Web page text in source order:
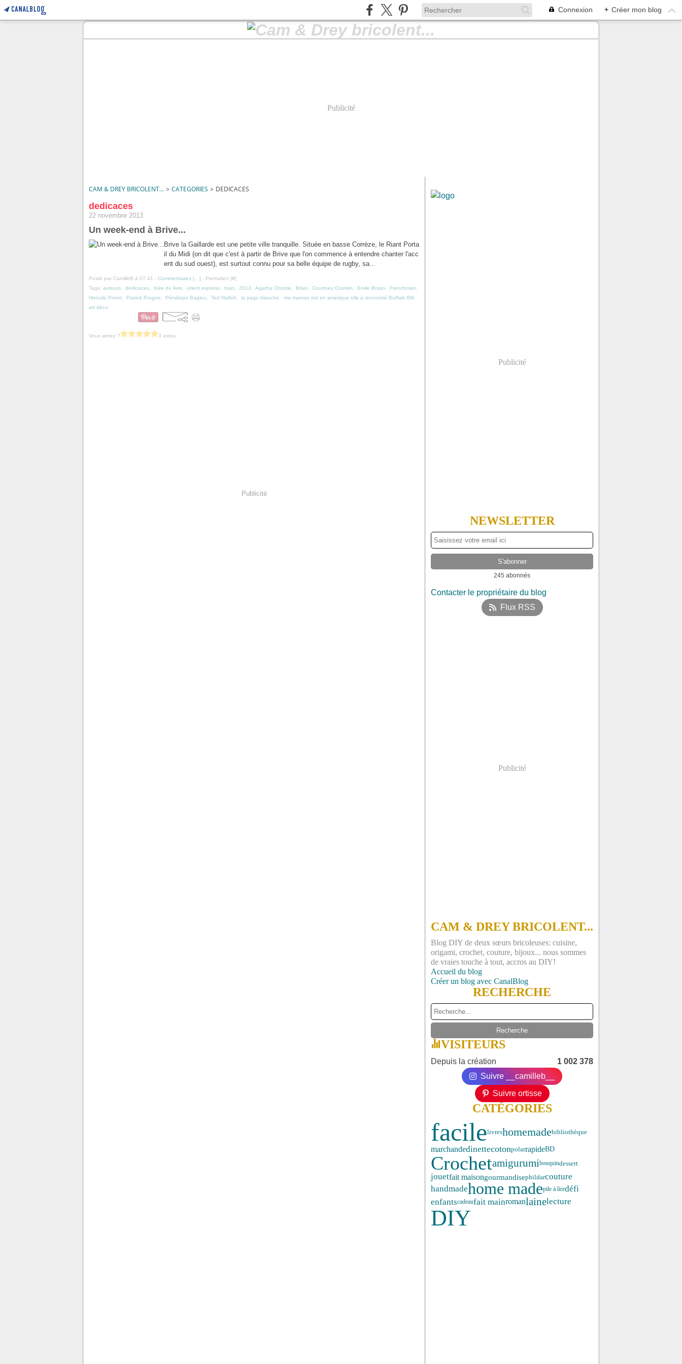
Connexion + Créer mon blog
Publicité
CAM & DREY BRICOLENT... > CATEGORIES > DEDICACES
dedicaces
22 novembre 2013
Un week-end à Brive...
Brive la Gaillarde est une petite ville tranquille. Située en basse Corrèze, le Riant Porta
il du Midi (on dit que c'est à partir de Brive que l'on commence à entendre chanter l'acc
ent du sud ouest), est surtout connu pour sa belle équipe de rugby, sa...
Posté par CamilleB à 07:41 - Commentaires [ ] - Permalien [#]
Tags: auteurs dedicaces foire du livre orient express train 2013 Agatha Christie Brive Courtney Crumrin Emile Bravo Frenchman
Hercule Poirot
Patrick Prugne Pénélope Bagieu Ted Naifeh la page blanche ma maman est en amérique elle a rencontré Buffalo Bill
art déco
Vous aimez ? 3 votes
Publicité
Publicité
NEWSLETTER
245 abonnés
Contacter le propriétaire du blog
Flux RSS
Publicité
CAM & DREY BRICOLENT...
Blog DIY de deux sœurs bricoleuses: cuisine,
origami, crochet, couture, bijoux... nous sommes
de vraies touche à tout, accros au DIY!
Accueil du blog
Créer un blog avec CanalBlog
RECHERCHE
VISITEURS
Depuis la création
1 002 378
Suivre __camilleb__
Suivre ortisse
CATÉGORIES
facilelivreshomemadebibliothèque
marchandedinettecotonpolarrapideBD
Crochetamigurumibouquindessert
jouetfait maisongourmandisephildarcouture
handmadehome madepile à liredéfi
enfantscadeaufait mainromanlainelecture
DIY